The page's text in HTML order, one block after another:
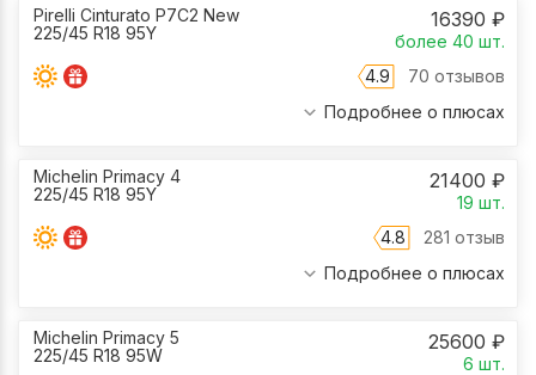
Pirelli Cinturato P7C2 New
225/45 R18 95Y
16390 ₽
более 40 шт.
4.9
70 отзывов
Подробнее о плюсах
Michelin Primacy 4
225/45 R18 95Y
21400 ₽
19 шт.
4.8
281 отзыв
Подробнее о плюсах
Michelin Primacy 5
225/45 R18 95W
25600 ₽
6 шт.